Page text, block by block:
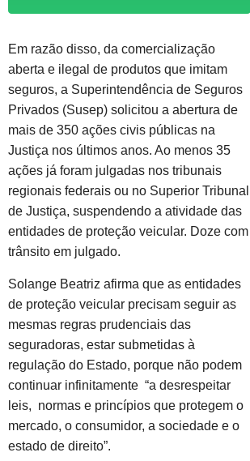
Em razão disso, da comercialização
aberta e ilegal de produtos que imitam
seguros, a Superintendência de Seguros
Privados (Susep) solicitou a abertura de
mais de 350 ações civis públicas na
Justiça nos últimos anos. Ao menos 35
ações já foram julgadas nos tribunais
regionais federais ou no Superior Tribunal
de Justiça, suspendendo a atividade das
entidades de proteção veicular. Doze com
trânsito em julgado.
Solange Beatriz afirma que as entidades
de proteção veicular precisam seguir as
mesmas regras prudenciais das
seguradoras, estar submetidas à
regulação do Estado, porque não podem
continuar infinitamente “a desrespeitar
leis, normas e princípios que protegem o
mercado, o consumidor, a sociedade e o
estado de direito”.